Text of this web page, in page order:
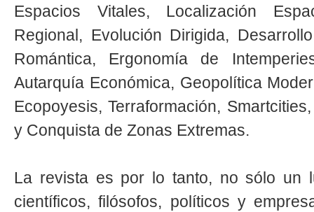
Espacios Vitales, Localización
Regional, Evolución Dirigida,
Romántica, Ergonomía de
Autarquía Económica, Geopolítica
Ecopoyesis, Terraformación,
y Conquista de Zonas Extremas.
La revista es por lo tanto, no sólo un
científicos, filósofos, políticos y